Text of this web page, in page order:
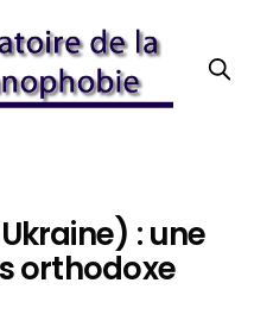
: une
orthodoxe